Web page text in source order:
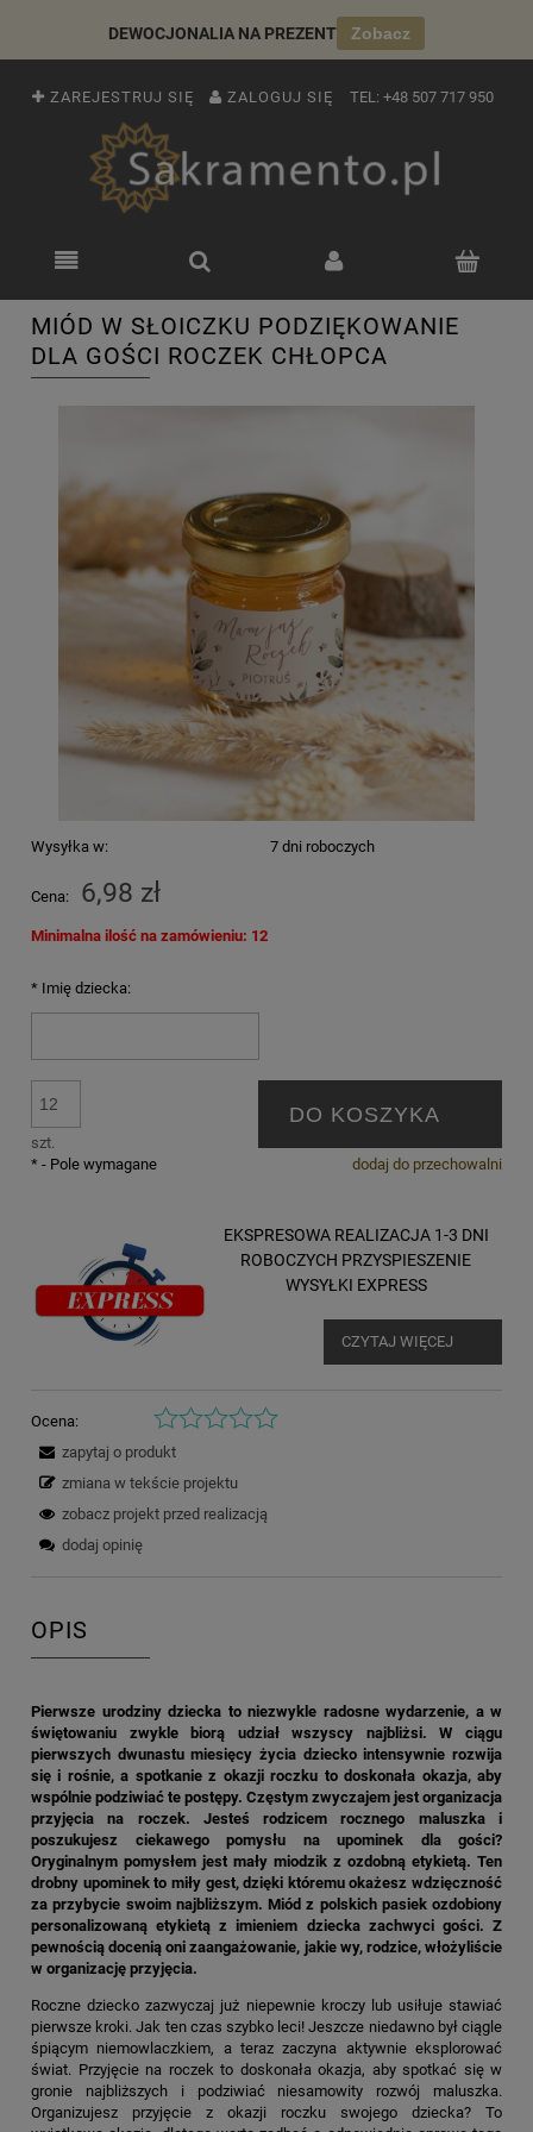
DEWOCJONALIA NA PREZENT Zobacz
ZAREJESTRUJ SIĘ ZALOGUJ SIĘ TEL: +48 507 717 950
MIÓD W SŁOICZKU PODZIĘKOWANIE
DLA GOŚCI ROCZEK CHŁOPCA
Wysyłka w: 7 dni roboczych
Cena: 6,98 zł
Minimalna ilość na zamówieniu: 12
* Imię dziecka:
szt.
DO KOSZYKA
dodaj do przechowalni
* - Pole wymagane
EKSPRESOWA REALIZACJA 1-3 DNI
ROBOCZYCH PRZYSPIESZENIE
WYSYŁKI EXPRESS
CZYTAJ WIĘCEJ
Ocena:
zapytaj o produkt
zmiana w tekście projektu
zobacz projekt przed realizacją
dodaj opinię
OPIS
Pierwsze urodziny dziecka to niezwykle radosne wydarzenie, a w
świętowaniu zwykle biorą udział wszyscy najbliżsi. W ciągu
pierwszych dwunastu miesięcy życia dziecko intensywnie rozwija
się i rośnie, a spotkanie z okazji roczku to doskonała okazja, aby
wspólnie podziwiać te postępy. Częstym zwyczajem jest organizacja
przyjęcia na roczek. Jesteś rodzicem rocznego maluszka i
poszukujesz ciekawego pomysłu na upominek dla gości?
Oryginalnym pomysłem jest mały miodzik z ozdobną etykietą. Ten
drobny upominek to miły gest, dzięki któremu okażesz wdzięczność
za przybycie swoim najbliższym. Miód z polskich pasiek ozdobiony
personalizowaną etykietą z imieniem dziecka zachwyci gości. Z
pewnością docenią oni zaangażowanie, jakie wy, rodzice, włożyliście
w organizację przyjęcia.
Roczne dziecko zazwyczaj już niepewnie kroczy lub usiłuje stawiać
pierwsze kroki. Jak ten czas szybko leci! Jeszcze niedawno był ciągle
śpiącym niemowlaczkiem, a teraz zaczyna aktywnie eksplorować
świat. Przyjęcie na roczek to doskonała okazja, aby spotkać się w
gronie najbliższych i podziwiać niesamowity rozwój maluszka.
Organizujesz przyjęcie z okazji roczku swojego dziecka? To